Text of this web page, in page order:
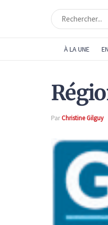
À LA UNE
ParChristine Gilguy